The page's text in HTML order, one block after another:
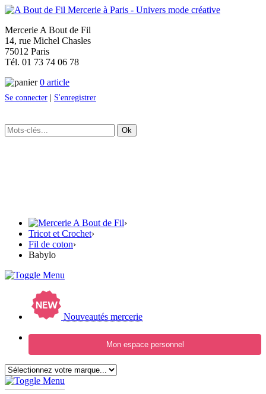
Mercerie A Bout de Fil
14, rue Michel Chasles
75012 Paris
Tél. 01 73 74 06 78
0 article
Se connecter | S'enregistrer
Ok
›
Tricot et Crochet›
Fil de coton›
Babylo
Nouveautés mercerie
Mon espace personnel